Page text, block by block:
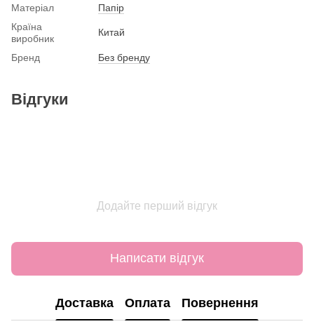
Матеріал
Папір
Країна
виробник
Китай
Бренд Без бренду
Відгуки
Додайте перший відгук
Написати відгук
Доставка Оплата Повернення